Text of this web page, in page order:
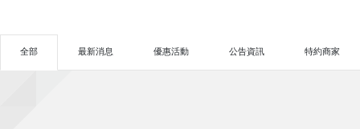
全部 最新消息 優惠活動 公告資訊 特約商家